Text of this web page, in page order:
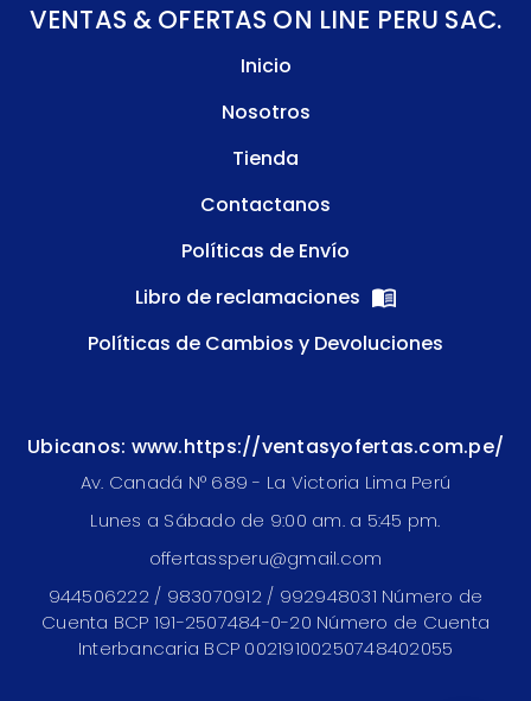
VENTAS & OFERTAS ON LINE PERU SAC.
Inicio
Nosotros
Tienda
Contactanos
Políticas de Envío
Libro de reclamaciones
Políticas de Cambios y Devoluciones
Ubicanos: www.https://ventasyofertas.com.pe/
Av. Canadá N° 689 - La Victoria Lima Perú
Lunes a Sábado de 9:00 am. a 5:45 pm.
offertassperu@gmail.com
944506222 / 983070912 / 992948031 Número de
Cuenta BCP 191-2507484-0-20 Número de Cuenta
Interbancaria BCP 00219100250748402055